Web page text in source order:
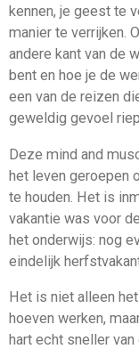
kennen, je geest te
manier te verrijken.
andere kant van de
bent en hoe je de
een van de reizen
geweldig gevoel
Deze mind and
het leven geroepen
te houden. Het is
vakantie was voor
het onderwijs: nog
eindelijk
Het is niet alleen
hoeven werken,
hart echt sneller